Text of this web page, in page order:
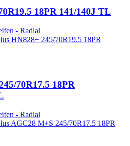
18PR 141/140J TL
- Radial
70R17.5 18PR
- Radial